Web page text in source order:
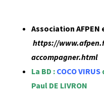
Association
https://
accompagner.html
La BD : COCO VIRUS
Paul DE LIVRON